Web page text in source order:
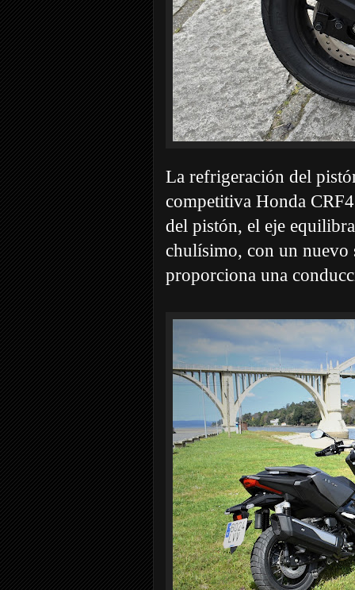
La refrigeración del
competitiva Honda
del pistón, el eje
chulísimo, con un nuevo
proporciona una